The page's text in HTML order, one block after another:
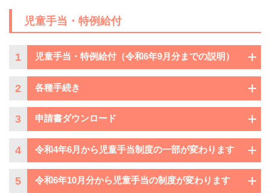
児童手当・特例給付
1 児童手当・特例給付（令和6年9月分までの説明）
2 各種手続き
3 申請書ダウンロード
4 令和4年6月から児童手当制度の一部が変わります
5 令和6年10月分から児童手当の制度が変わります